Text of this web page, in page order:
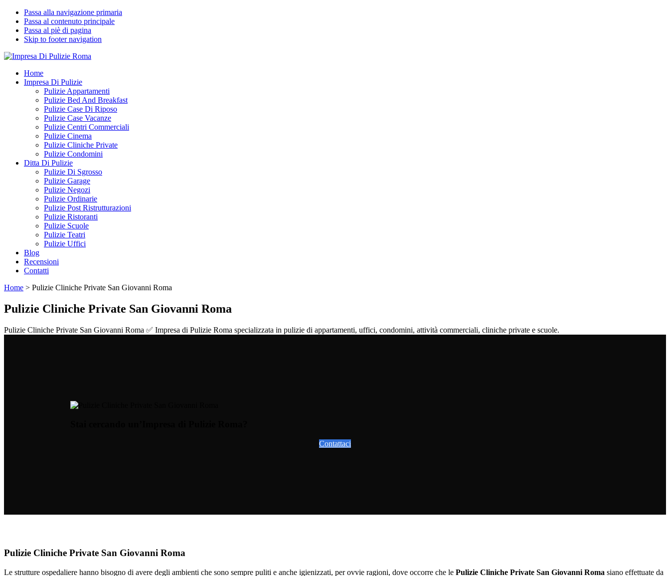
Passa alla navigazione primaria
Passa al contenuto principale
Passa al piè di pagina
Skip to footer navigation
Impresa Di Pulizie Roma
✅ Abitazioni e Attività Commerciali
Home
Impresa Di Pulizie
Pulizie Appartamenti
Pulizie Bed And Breakfast
Pulizie Case Di Riposo
Pulizie Case Vacanze
Pulizie Centri Commerciali
Pulizie Cinema
Pulizie Cliniche Private
Pulizie Condomini
Ditta Di Pulizie
Pulizie Di Sgrosso
Pulizie Garage
Pulizie Negozi
Pulizie Ordinarie
Pulizie Post Ristrutturazioni
Pulizie Ristoranti
Pulizie Scuole
Pulizie Teatri
Pulizie Uffici
Blog
Recensioni
Contatti
Home > Pulizie Cliniche Private San Giovanni Roma
Pulizie Cliniche Private San Giovanni Roma
Pulizie Cliniche Private San Giovanni Roma ✅ Impresa di Pulizie Roma specializzata in pulizie di appartamenti, uffici, condomini, attività commerciali, cliniche private e scuole.
Contattaci
Pulizie Cliniche Private San Giovanni Roma
Le strutture ospedaliere hanno bisogno di avere degli ambienti che sono sempre puliti e anche igienizzati, per ovvie ragioni, dove occorre che le Pulizie Cliniche Private San Giovanni Roma siano effettuate da